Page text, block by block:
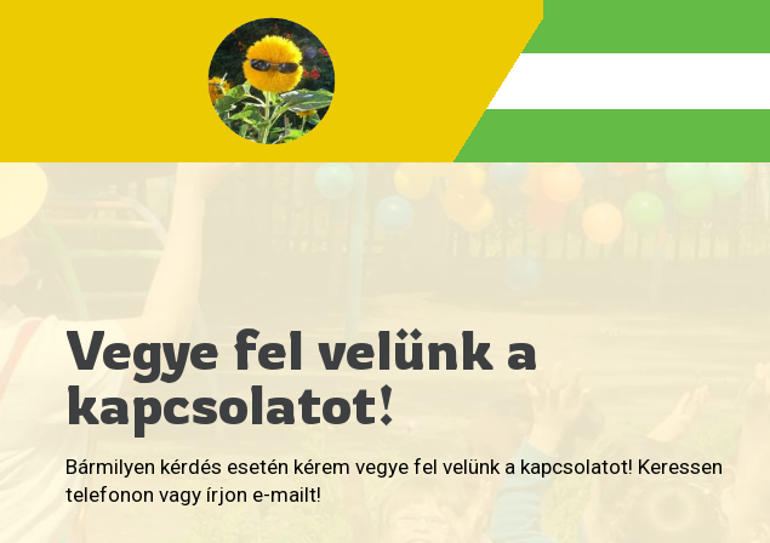
Vegye fel velünk a
kapcsolatot!
Bármilyen kérdés esetén kérem vegye fel velünk a kapcsolatot! Keressen
telefonon vagy írjon e-mailt!